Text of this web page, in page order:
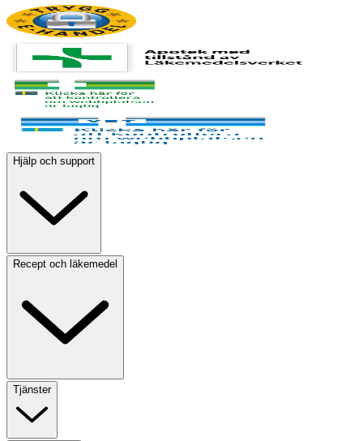
Hjälp och support
Recept och läkemedel
Tjänster